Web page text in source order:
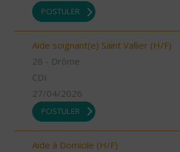
POSTULER
Aide soignant(e) Saint Vallier (H/F)
26 - Drôme
CDI
27/04/2026
POSTULER
Aide à Domicile (H/F)